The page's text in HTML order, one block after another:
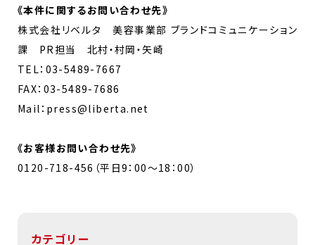
《本件に関するお問い合わせ先》
株式会社リベルタ 美容事業部 ブランドコミュニケーション
課 PR担当 北村・村岡・矢崎
TEL：03-5489-7667
FAX：03-5489-7686
Mail：press@liberta.net
《お客様お問い合わせ先》
0120-718-456（平日9：00～18：00）
カテゴリー